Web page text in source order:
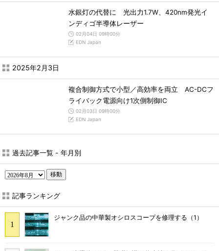
水銀灯の代替に 光出力1.7W、420nm発光イ
ンディゴ半導体レーザー
02月04日 09時00分
EDN Japan
2025年2月3日
複合制御方式で小型／高効率を両立 AC-DCフ
ライバック電源向け1次側制御IC
02月03日 09時00分
EDN Japan
過去記事一覧 - 年月別
移動
記事ランキング
ジャンク品の中華製オシロスコープを修理する（1）